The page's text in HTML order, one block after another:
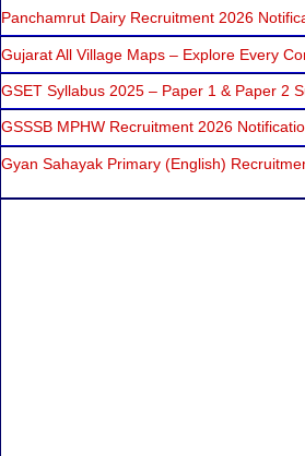
Panchamrut Dairy Recruitment 2026
Gujarat All Village Maps – Explore Every
GSET Syllabus 2025 – Paper 1 & Paper 2
GSSSB MPHW Recruitment 2026
Gyan Sahayak Primary (English)